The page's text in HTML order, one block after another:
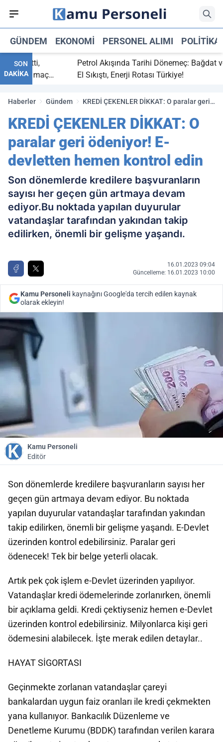
GÜNDEM EKONOMI PERSONEL ALIMI POLITIKA
SON
DAKİKA
bitti,
maç
Petrol Akışında Tarihi Dönemeç: Bağdat ve
El Sıkıştı, Enerji Rotası Türkiye!
Haberler Gündem
KREDİ ÇEKENLER DİKKAT: O paralar geri
KREDİ ÇEKENLER DİKKAT: O
paralar geri ödeniyor! E-
devletten hemen kontrol edin
Son dönemlerde kredilere başvuranların
sayısı her geçen gün artmaya devam
ediyor.Bu noktada yapılan duyurular
vatandaşlar tarafından yakından takip
edilirken, önemli bir gelişme yaşandı.
16.01.2023 09:04
Güncelleme: 16.01.2023 10:00
Kamu Personeli kaynağını Google'da tercih edilen kaynak
olarak ekleyin!
Kamu Personeli
Editör
Son dönemlerde kredilere başvuranların sayısı her
geçen gün artmaya devam ediyor. Bu noktada
yapılan duyurular vatandaşlar tarafından yakından
takip edilirken, önemli bir gelişme yaşandı. E-Devlet
üzerinden kontrol edebilirsiniz. Paralar geri
ödenecek! Tek bir belge yeterli olacak.
Artık pek çok işlem e-Devlet üzerinden yapılıyor.
Vatandaşlar kredi ödemelerinde zorlanırken, önemli
bir açıklama geldi. Kredi çektiyseniz hemen e-Devlet
üzerinden kontrol edebilirsiniz. Milyonlarca kişi geri
ödemesini alabilecek. İşte merak edilen detaylar..
HAYAT SİGORTASI
Geçinmekte zorlanan vatandaşlar çareyi
bankalardan uygun faiz oranları ile kredi çekmekten
yana kullanıyor. Bankacılık Düzenleme ve
Denetleme Kurumu (BDDK) tarafından verilen karara